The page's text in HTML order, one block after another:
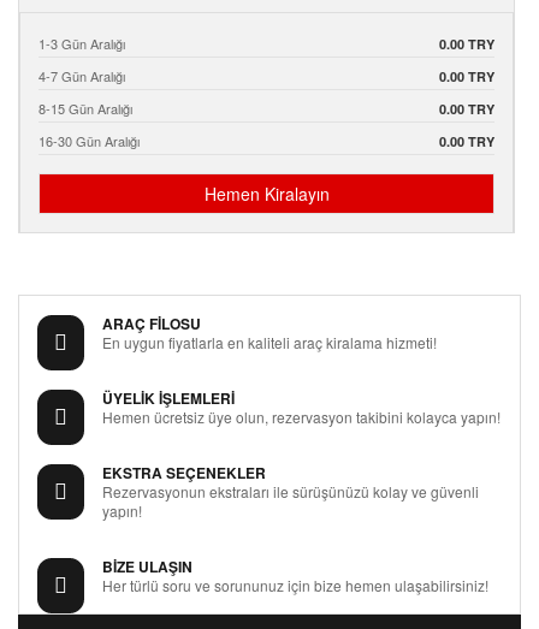
1-3 Gün Aralığı 0.00 TRY
4-7 Gün Aralığı 0.00 TRY
8-15 Gün Aralığı 0.00 TRY
16-30 Gün Aralığı 0.00 TRY
Hemen Kiralayın
ARAÇ FİLOSU
En uygun fiyatlarla en kaliteli araç kiralama hizmeti!
ÜYELİK İŞLEMLERİ
Hemen ücretsiz üye olun, rezervasyon takibini kolayca yapın!
EKSTRA SEÇENEKLER
Rezervasyonun ekstraları ile sürüşünüzü kolay ve güvenli
yapın!
BİZE ULAŞIN
Her türlü soru ve sorununuz için bize hemen ulaşabilirsiniz!